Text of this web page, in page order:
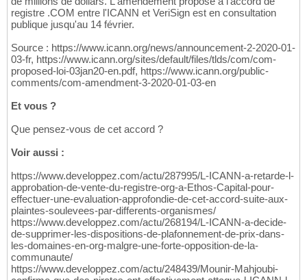
registre .COM entre l'ICANN et VeriSign est en consultation
publique jusqu'au 14 février.
Source : https://www.icann.org/news/announcement-2-2020-01-
03-fr, https://www.icann.org/sites/default/files/tlds/com/com-
proposed-loi-03jan20-en.pdf, https://www.icann.org/public-
comments/com-amendment-3-2020-01-03-en
Et vous ?
Que pensez-vous de cet accord ?
Voir aussi :
https://www.developpez.com/actu/287995/L-ICANN-a-retarde-l-
approbation-de-vente-du-registre-org-a-Ethos-Capital-pour-
effectuer-une-evaluation-approfondie-de-cet-accord-suite-aux-
plaintes-soulevees-par-differents-organismes/
https://www.developpez.com/actu/268194/L-ICANN-a-decide-
de-supprimer-les-dispositions-de-plafonnement-de-prix-dans-
les-domaines-en-org-malgre-une-forte-opposition-de-la-
communaute/
https://www.developpez.com/actu/248439/Mounir-Mahjoubi-